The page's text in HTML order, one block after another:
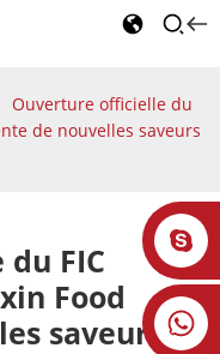
Ouverture officielle du
de nouvelles saveurs
FIC
Food
saveurs